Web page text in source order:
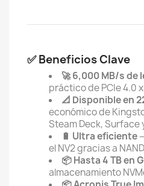
✅ Beneficios Clave
🚀 6,000 MB/s de
práctico de PCIe 4.0
📐 Disponible en
económico de
Steam Deck, Surface
🔋 Ultra eficiente
el NV2 gracias a
📦 Hasta 4 TB en
almacenamiento